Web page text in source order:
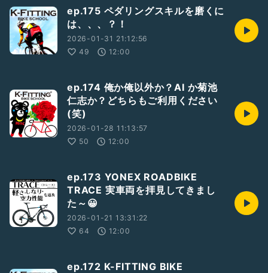
ep.175 ペダリングスキルを磨くに
は、、、？！
2026-01-31 21:12:56
49
12:00
ep.174 俺か俺以外か？AI か菊池
仁志か？どちらもご利用ください
(笑)
2026-01-28 11:13:57
50
12:00
ep.173 YONEX ROADBIKE
TRACE 実車両を拝見してきまし
た～😀
2026-01-21 13:31:22
64
12:00
ep.172 K-FITTING BIKE